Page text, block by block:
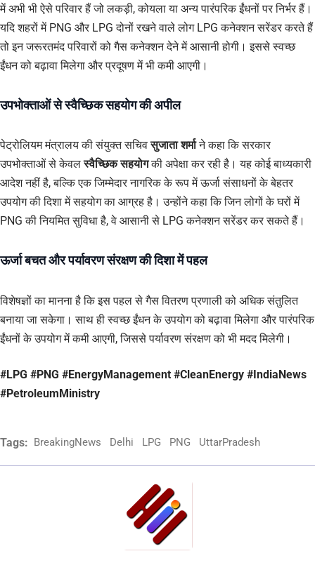
में अभी भी ऐसे परिवार हैं जो लकड़ी, कोयला या अन्य पारंपरिक ईंधनों पर निर्भर हैं।
यदि शहरों में PNG और LPG दोनों रखने वाले लोग LPG कनेक्शन सरेंडर करते हैं
तो इन जरूरतमंद परिवारों को गैस कनेक्शन देने में आसानी होगी। इससे स्वच्छ
ईंधन को बढ़ावा मिलेगा और प्रदूषण में भी कमी आएगी।
उपभोक्ताओं से स्वैच्छिक सहयोग की अपील
पेट्रोलियम मंत्रालय की संयुक्त सचिवसुजाता शर्माने कहा कि सरकार
उपभोक्ताओं से केवलस्वैच्छिक सहयोगकी अपेक्षा कर रही है। यह कोई बाध्यकारी
आदेश नहीं है, बल्कि एक जिम्मेदार नागरिक के रूप में ऊर्जा संसाधनों के बेहतर
उपयोग की दिशा में सहयोग का आग्रह है। उन्होंने कहा कि जिन लोगों के घरों में
PNG की नियमित सुविधा है, वे आसानी से LPG कनेक्शन सरेंडर कर सकते हैं।
ऊर्जा बचत और पर्यावरण संरक्षण की दिशा में पहल
विशेषज्ञों का मानना है कि इस पहल से गैस वितरण प्रणाली को अधिक संतुलित
बनाया जा सकेगा। साथ ही स्वच्छ ईंधन के उपयोग को बढ़ावा मिलेगा और पारंपरिक
ईंधनों के उपयोग में कमी आएगी, जिससे पर्यावरण संरक्षण को भी मदद मिलेगी।
#LPG #PNG #EnergyManagement #CleanEnergy #IndiaNews
#PetroleumMinistry
Tags: BreakingNews Delhi LPG PNG UttarPradesh